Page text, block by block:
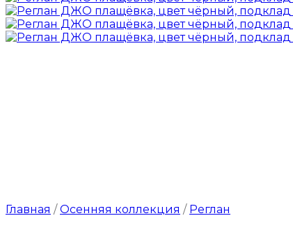
Главная / Осенняя коллекция / Реглан